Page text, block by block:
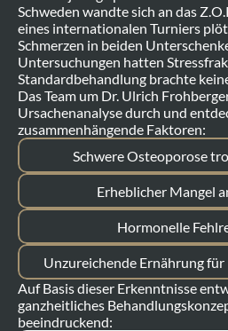
Schweden wandte sich an das
eines internationalen Turniers
Schmerzen in beiden
Untersuchungen hatten
Standardbehandlung brachte
Das Team um Dr. Ulrich
Ursachenanalyse durch und
zusammenhängende Faktoren:
Schwere Osteoporose
Erheblicher Mangel
Hormonelle
Unzureichende Ernährung
Auf Basis dieser Erkenntnisse
ganzheitliches
beeindruckend: